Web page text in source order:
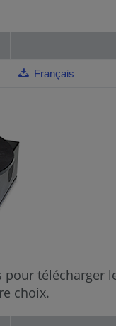
Français
pour télécharger
choix.